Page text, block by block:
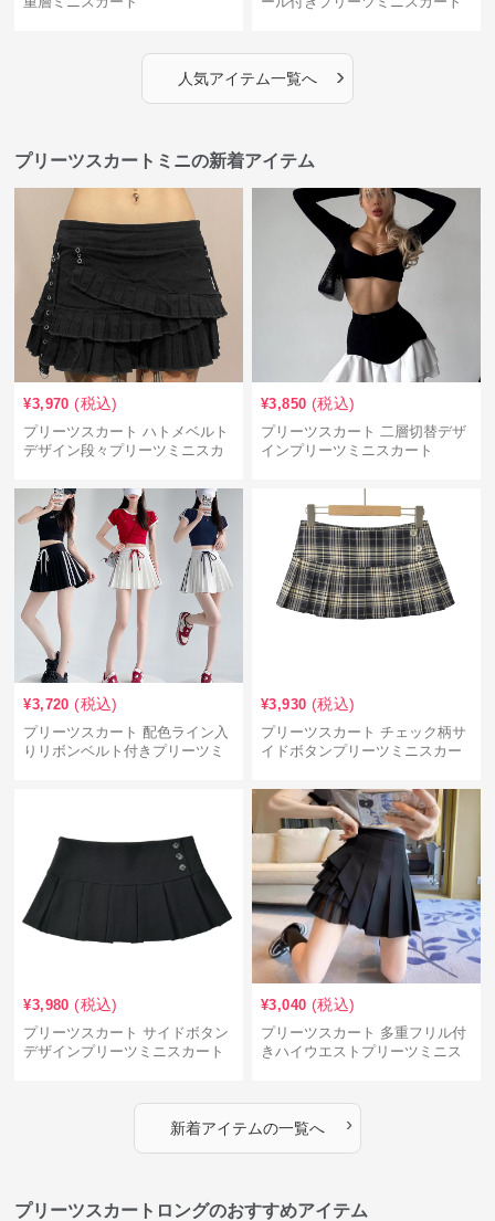
人気アイテム一覧へ ›
プリーツスカートミニの新着アイテム
¥3,970 (税込)
プリーツスカート ハトメベルト
デザイン段々プリーツミニスカ
¥3,850 (税込)
プリーツスカート 二層切替デザ
インプリーツミニスカート
¥3,720 (税込)
プリーツスカート 配色ライン入
りリボンベルト付きプリーツミ
¥3,930 (税込)
プリーツスカート チェック柄サ
イドボタンプリーツミニスカー
¥3,980 (税込)
プリーツスカート サイドボタン
デザインプリーツミニスカート
¥3,040 (税込)
プリーツスカート 多重フリル付
きハイウエストプリーツミニス
新着アイテムの一覧へ ›
プリーツスカートロングのおすすめアイテム